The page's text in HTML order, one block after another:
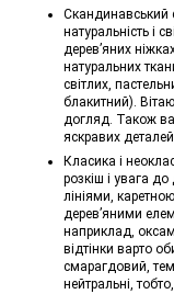
Скандинавський
натуральність і
дерев’яних
натуральних
світлих,
блакитний).
догляд. Також
яскравих
Класика і
розкіш і увага
лініями,
дерев’яними
наприклад,
відтінки варто
смарагдовий,
нейтральні,